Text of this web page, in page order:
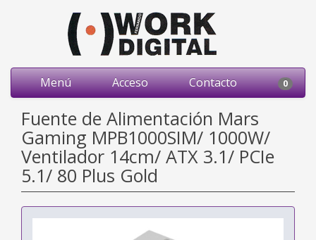
Menú Acceso Contacto 0
Fuente de Alimentación Mars
Gaming MPB1000SIM/ 1000W/
Ventilador 14cm/ ATX 3.1/ PCIe
5.1/ 80 Plus Gold